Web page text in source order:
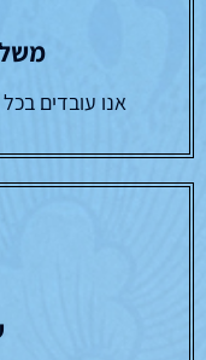
אנו עובדים